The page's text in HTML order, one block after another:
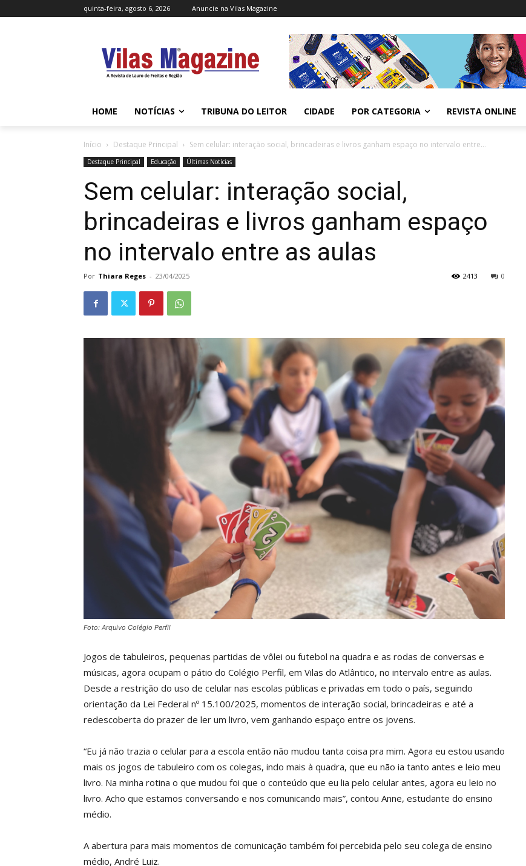
quinta-feira, agosto 6, 2026 Anuncie na Vilas Magazine
HOME NOTÍCIAS TRIBUNA DO LEITOR CIDADE POR CATEGORIA REVISTA ONLINE
Início Destaque Principal Sem celular: interação social, brincadeiras e livros ganham espaço no intervalo entre...
Destaque Principal Educação Últimas Notícias
Sem celular: interação social,
brincadeiras e livros ganham espaço
no intervalo entre as aulas
Por Thiara Reges - 23/04/2025 0
2413
Foto: Arquivo Colégio Perfil
Jogos de tabuleiros, pequenas partidas de vôlei ou futebol na quadra e as rodas de conversas e
músicas, agora ocupam o pátio do Colégio Perfil, em Vilas do Atlântico, no intervalo entre as aulas.
Desde a restrição do uso de celular nas escolas públicas e privadas em todo o país, seguindo
orientação da Lei Federal nº 15.100/2025, momentos de interação social, brincadeiras e até a
redescoberta do prazer de ler um livro, vem ganhando espaço entre os jovens.
“Eu já não trazia o celular para a escola então não mudou tanta coisa pra mim. Agora eu estou usando
mais os jogos de tabuleiro com os colegas, indo mais à quadra, que eu não ia tanto antes e leio meu
livro. Na minha rotina o que mudou foi que o conteúdo que eu lia pelo celular antes, agora eu leio no
livro. Acho que estamos conversando e nos comunicando mais”, contou Anne, estudante do ensino
médio.
A abertura para mais momentos de comunicação também foi percebida pelo seu colega de ensino
médio, André Luiz.